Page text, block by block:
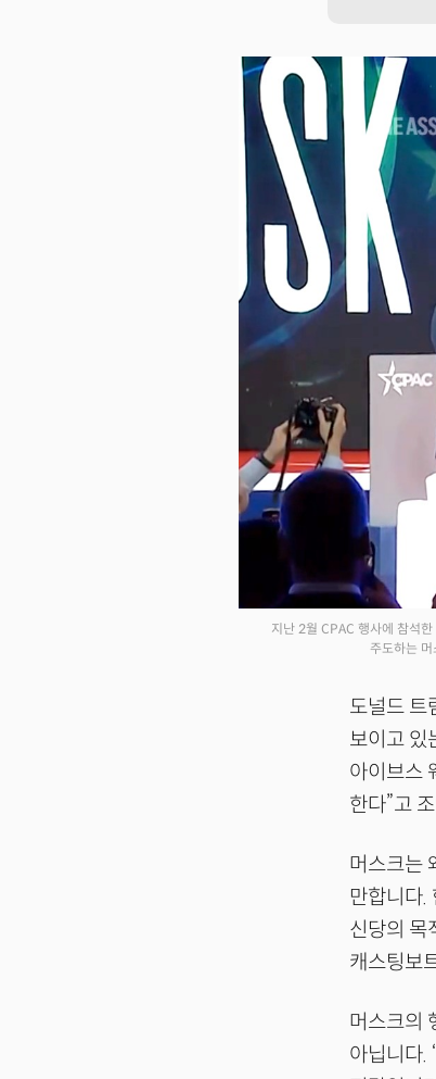
지난 2월 CPAC 행사에 참석
주도하는
도널드 트
보이고 있
아이브스
한다”고
머스크는
만합니다.
신당의 목
캐스팅보
머스크의
아닙니다.